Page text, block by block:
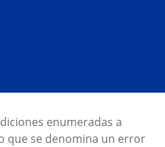
enumeradas a
que se denomina un error